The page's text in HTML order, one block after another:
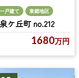
一戸建て 東郷地区
ケ丘町 no.212
1680万円